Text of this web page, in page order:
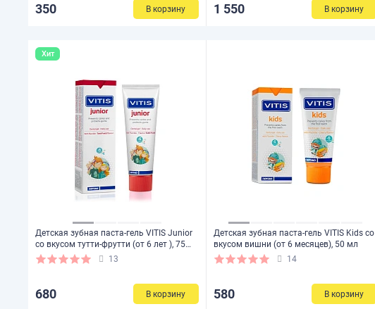
350 В корзину 1 550 В корзину
Хит
Детская зубная паста-гель VITIS Junior
со вкусом тутти-фрутти (от 6 лет ), 75
мл
13
680 В корзину
Детская зубная паста-гель VITIS Kids со
вкусом вишни (от 6 месяцев), 50 мл
14
580 В корзину